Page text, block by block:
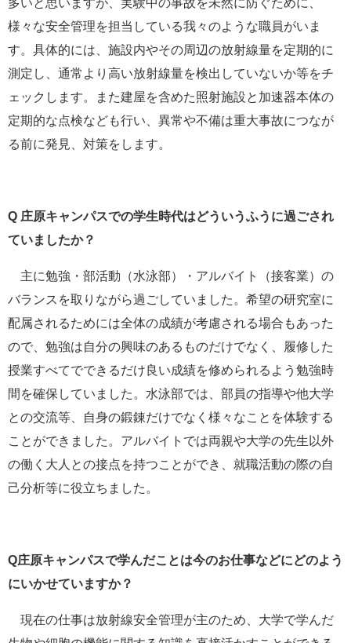
様々な安全管理を担当している我々のような職員がいま
す。具体的には、施設内やその周辺の放射線量を定期的に
測定し、通常より高い放射線量を検出していないか等をチ
ェックします。また建屋を含めた照射施設と加速器本体の
定期的な点検なども行い、異常や不備は重大事故につなが
る前に発見、対策をします。
Q 庄原キャンパスでの学生時代はどういうふうに過ごされ
ていましたか？
主に勉強・部活動（水泳部）・アルバイト（接客業）の
バランスを取りながら過ごしていました。希望の研究室に
配属されるためには全体の成績が考慮される場合もあった
ので、勉強は自分の興味のあるものだけでなく、履修した
授業すべてでできるだけ良い成績を修められるよう勉強時
間を確保していました。水泳部では、部員の指導や他大学
との交流等、自身の鍛錬だけでなく様々なことを体験する
ことができました。アルバイトでは両親や大学の先生以外
の働く大人との接点を持つことができ、就職活動の際の自
己分析等に役立ちました。
Q庄原キャンパスで学んだことは今のお仕事などにどのよう
にいかせていますか？
現在の仕事は放射線安全管理が主のため、大学で学んだ